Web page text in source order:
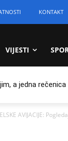
KONTAKT
VIJESTI
a jedna
AVIJACIJE: